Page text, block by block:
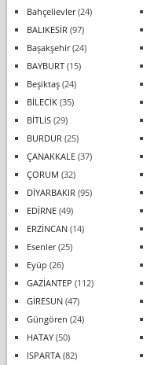
Bahçelievler(24)
BALIKESİR (97)
Başakşehir(24)
BAYBURT(15)
Beşiktaş(24)
BİLECİK(35)
BİTLİS(29)
BURDUR (25)
ÇANAKKALE(37)
ÇORUM (32)
DİYARBAKIR (95)
EDİRNE(49)
ERZİNCAN(14)
Esenler(25)
Eyüp (26)
GAZİANTEP (112)
GİRESUN(47)
Güngören (24)
HATAY(50)
ISPARTA(82)